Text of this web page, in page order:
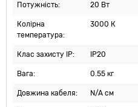
Потужність: 20 Вт
Колірна
температура:
3000 К
Клас захисту IP: IP20
Вага: 0.55 кг
Довжина кабеля: N/A см